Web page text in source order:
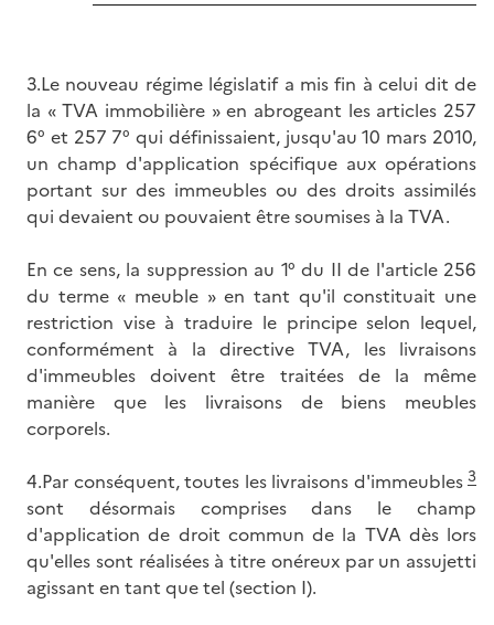
3.Le nouveau régime législatif a mis fin à celui dit de
la « TVA immobilière » en abrogeant les articles 257
6° et 257 7° qui définissaient, jusqu'au 10 mars 2010,
un champ d'application spécifique aux opérations
portant sur des immeubles ou des droits assimilés
qui devaient ou pouvaient être soumises à la TVA.
En ce sens, la suppression au 1° du II de l'article 256
du terme « meuble » en tant qu'il constituait une
restriction vise à traduire le principe selon lequel,
conformément à la directive TVA, les livraisons
d'immeubles doivent être traitées de la même
manière que les livraisons de biens meubles
corporels.
4.Par conséquent, toutes les livraisons d'immeubles 3
sont désormais comprises dans le champ
d'application de droit commun de la TVA dès lors
qu'elles sont réalisées à titre onéreux par un assujetti
agissant en tant que tel (section I).